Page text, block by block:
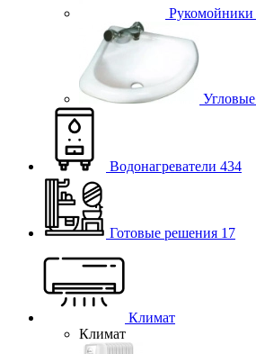
Рукомойники
Угловые
Водонагреватели 434
Готовые решения 17
Климат
Климат